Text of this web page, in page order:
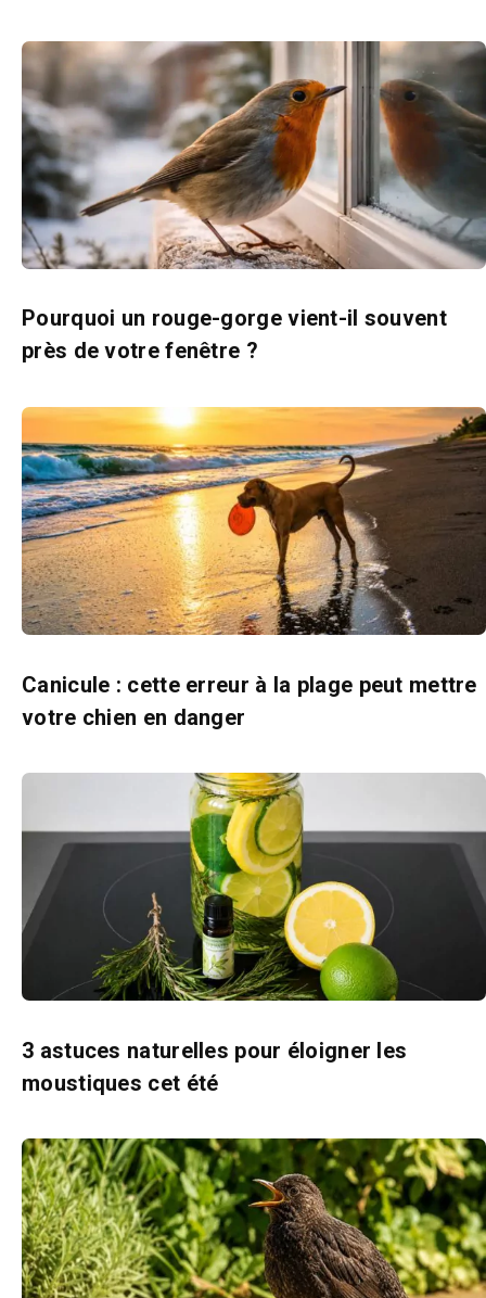
Pourquoi un rouge-gorge vient-il souvent
près de votre fenêtre ?
Canicule : cette erreur à la plage peut mettre
votre chien en danger
3 astuces naturelles pour éloigner les
moustiques cet été